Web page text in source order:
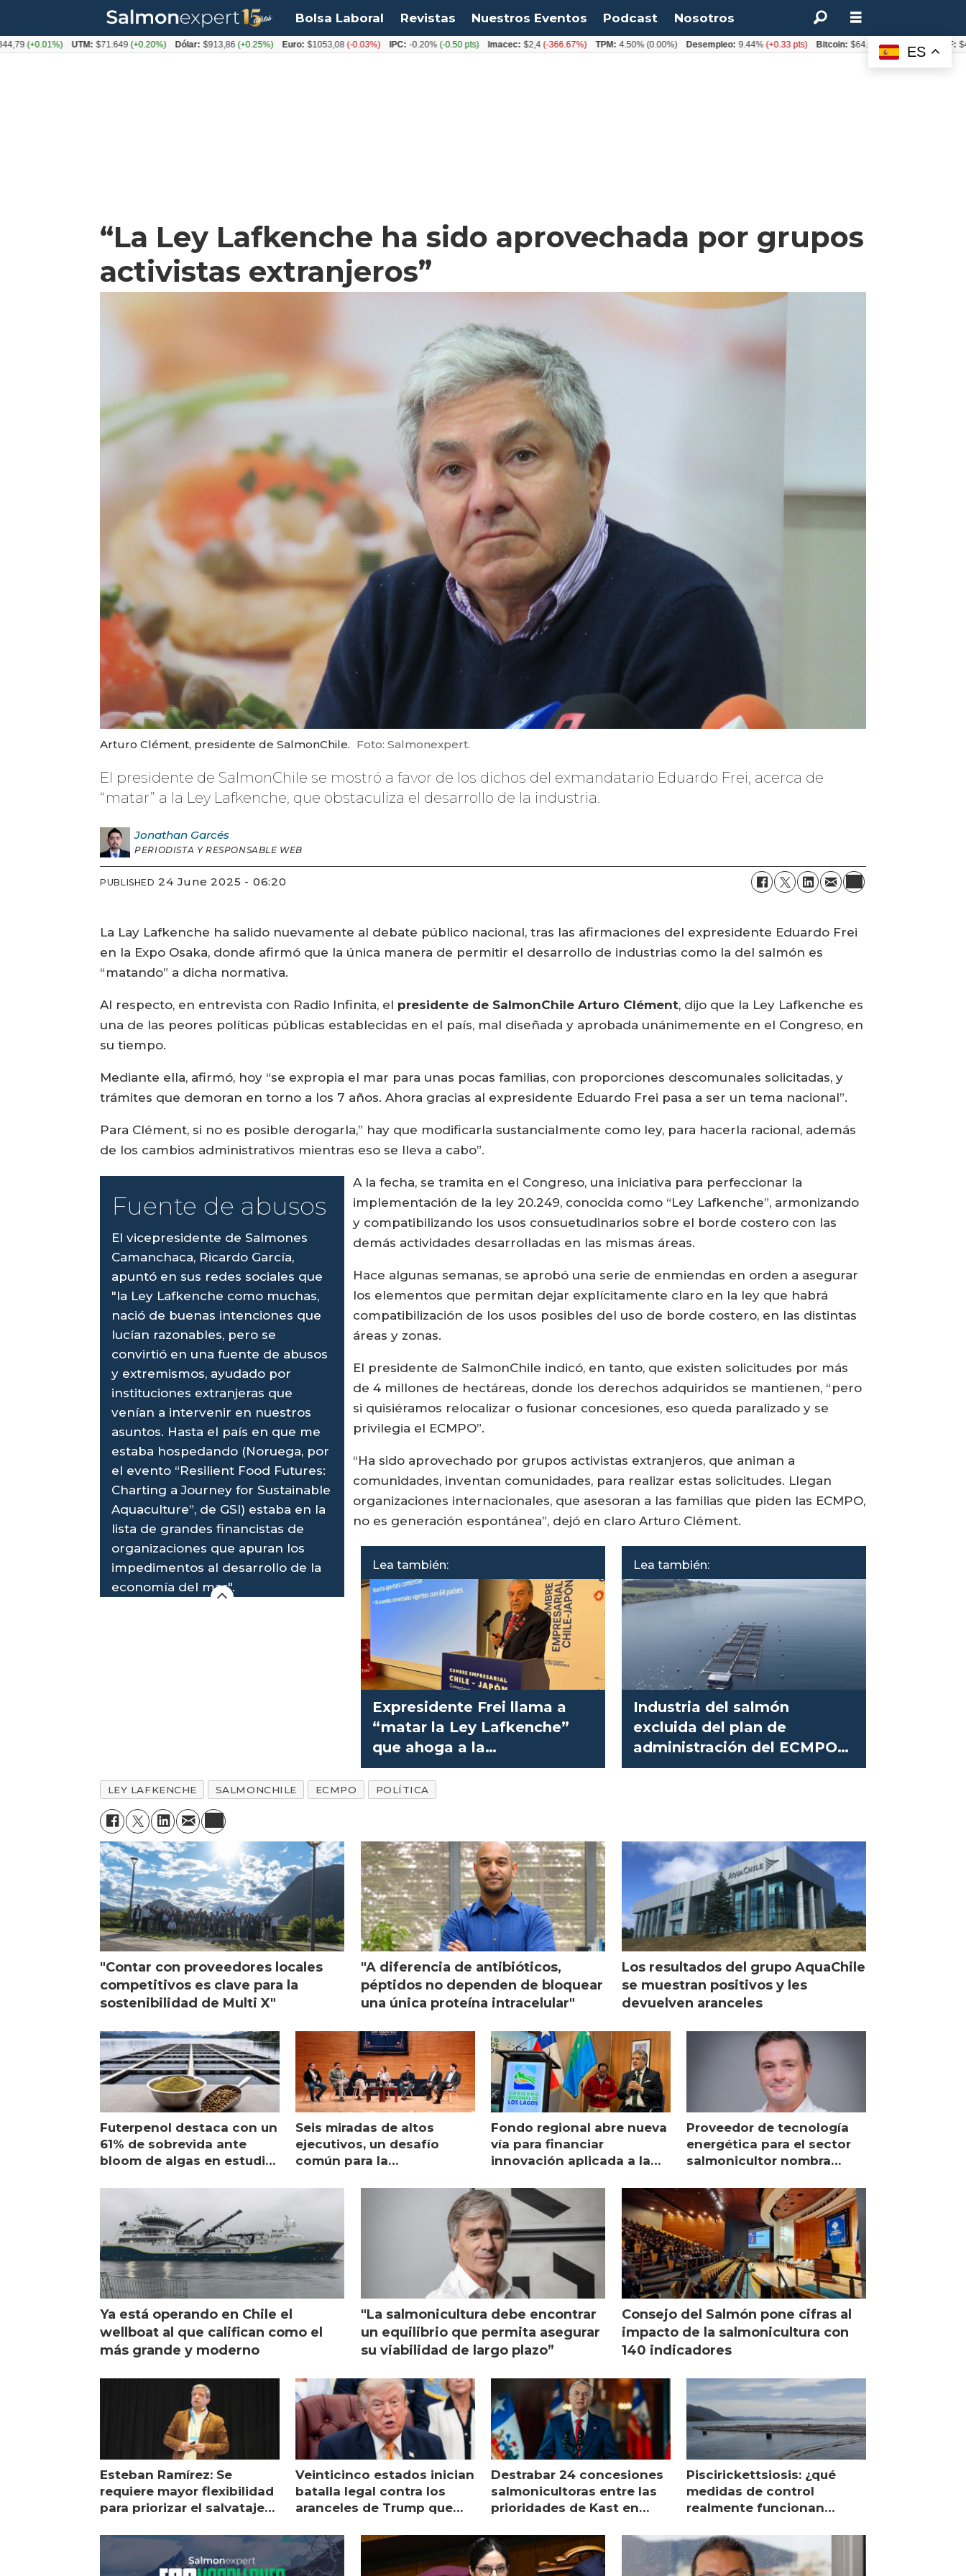
Bolsa Laboral Revistas Nuestros Eventos Podcast Nosotros
“La Ley Lafkenche ha sido aprovechada por grupos
activistas extranjeros”
Arturo Clément, presidente de SalmonChile. Foto: Salmonexpert.
El presidente de SalmonChile se mostró a favor de los dichos del exmandatario Eduardo Frei, acerca de
“matar” a la Ley Lafkenche, que obstaculiza el desarrollo de la industria.
Jonathan Garcés
PERIODISTA Y RESPONSABLE WEB
PUBLISHED 24 June 2025 - 06:20
La Lay Lafkenche ha salido nuevamente al debate público nacional, tras las afirmaciones del expresidente Eduardo Frei
en la Expo Osaka, donde afirmó que la única manera de permitir el desarrollo de industrias como la del salmón es
“matando” a dicha normativa.
Al respecto, en entrevista con Radio Infinita, el presidente de SalmonChile Arturo Clément, dijo que la Ley Lafkenche es
una de las peores políticas públicas establecidas en el país, mal diseñada y aprobada unánimemente en el Congreso, en
su tiempo.
Mediante ella, afirmó, hoy “se expropia el mar para unas pocas familias, con proporciones descomunales solicitadas, y
trámites que demoran en torno a los 7 años. Ahora gracias al expresidente Eduardo Frei pasa a ser un tema nacional”.
Para Clément, si no es posible derogarla,” hay que modificarla sustancialmente como ley, para hacerla racional, además
de los cambios administrativos mientras eso se lleva a cabo”.
Fuente de abusos
El vicepresidente de Salmones
Camanchaca, Ricardo García,
apuntó en sus redes sociales que
"la Ley Lafkenche como muchas,
nació de buenas intenciones que
lucían razonables, pero se
convirtió en una fuente de abusos
y extremismos, ayudado por
instituciones extranjeras que
venían a intervenir en nuestros
asuntos. Hasta el país en que me
estaba hospedando (Noruega, por
el evento “Resilient Food Futures:
Charting a Journey for Sustainable
Aquaculture”, de GSI) estaba en la
lista de grandes financistas de
organizaciones que apuran los
impedimentos al desarrollo de la
economía del mar".
A la fecha, se tramita en el Congreso, una iniciativa para perfeccionar la
implementación de la ley 20.249, conocida como “Ley Lafkenche”, armonizando
y compatibilizando los usos consuetudinarios sobre el borde costero con las
demás actividades desarrolladas en las mismas áreas.
Hace algunas semanas, se aprobó una serie de enmiendas en orden a asegurar
los elementos que permitan dejar explícitamente claro en la ley que habrá
compatibilización de los usos posibles del uso de borde costero, en las distintas
áreas y zonas.
El presidente de SalmonChile indicó, en tanto, que existen solicitudes por más
de 4 millones de hectáreas, donde los derechos adquiridos se mantienen, “pero
si quisiéramos relocalizar o fusionar concesiones, eso queda paralizado y se
privilegia el ECMPO”.
“Ha sido aprovechado por grupos activistas extranjeros, que animan a
comunidades, inventan comunidades, para realizar estas solicitudes. Llegan
organizaciones internacionales, que asesoran a las familias que piden las ECMPO,
no es generación espontánea”, dejó en claro Arturo Clément.
Lea también:
Expresidente Frei llama a
“matar la Ley Lafkenche”
que ahoga a la
salmonicultura
Lea también:
Industria del salmón
excluida del plan de
administración del ECMPO
Mañihueico Huinay
LEY LAFKENCHE SALMONCHILE ECMPO POLÍTICA
"Contar con proveedores locales
competitivos es clave para la
sostenibilidad de Multi X"
"A diferencia de antibióticos,
péptidos no dependen de bloquear
una única proteína intracelular"
Los resultados del grupo AquaChile
se muestran positivos y les
devuelven aranceles
Futerpenol destaca con un
61% de sobrevida ante
bloom de algas en estudio
Seis miradas de altos
ejecutivos, un desafío
común para la
Fondo regional abre nueva
vía para financiar
innovación aplicada a la
Proveedor de tecnología
energética para el sector
salmonicultor nombra
Ya está operando en Chile el
wellboat al que califican como el
más grande y moderno
"La salmonicultura debe encontrar
un equilibrio que permita asegurar
su viabilidad de largo plazo”
Consejo del Salmón pone cifras al
impacto de la salmonicultura con
140 indicadores
Esteban Ramírez: Se
requiere mayor flexibilidad
para priorizar el salvataje
Veinticinco estados inician
batalla legal contra los
aranceles de Trump que
Destrabar 24 concesiones
salmonicultoras entre las
prioridades de Kast en
Piscirickettsiosis: ¿qué
medidas de control
realmente funcionan
ES
UTM: $71.649(+0.20%) Dólar: $913,86(+0.25%) Euro: $1053,08(-0.03%) IPC: -0.20% (-0.50 pts) Imacec: $2,4(-366.67%) TPM: 4.50%(0.00%) Desempleo: 9.44%(+0.33 pts) Bitcoin: $64.600,08(+2.93%)